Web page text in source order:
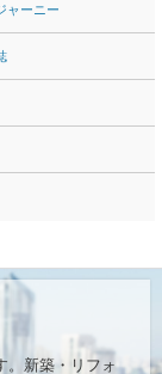
ャーニー
新築・リフォ